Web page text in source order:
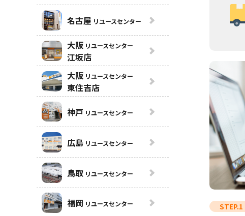
STEP.1
名古屋 リユースセンター
大阪 リユースセンター
江坂店
大阪 リユースセンター
東住吉店
神戸 リユースセンター
広島 リユースセンター
鳥取 リユースセンター
福岡 リユースセンター